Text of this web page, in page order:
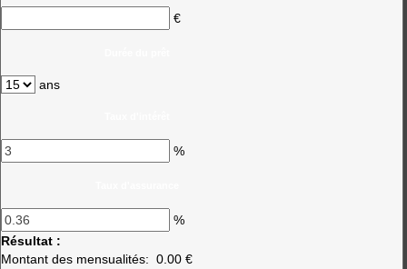
€
ans
%
%
Résultat :
Montant des mensualités: 0.00 €